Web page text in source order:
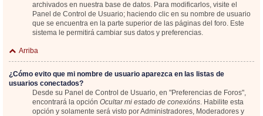
archivados en nuestra base de datos. Para modificarlos, visite el
Panel de Control de Usuario; haciendo clic en su nombre de usuario
que se encuentra en la parte superior de las páginas del foro. Este
sistema le permitirá cambiar sus datos y preferencias.
Arriba
¿Cómo evito que mi nombre de usuario aparezca en las listas de
usuarios conectados?
Desde su Panel de Control de Usuario, en "Preferencias de Foros",
encontrará la opción Ocultar mi estado de conexións. Habilite esta
opción y solamente será visto por Administradores, Moderadores y